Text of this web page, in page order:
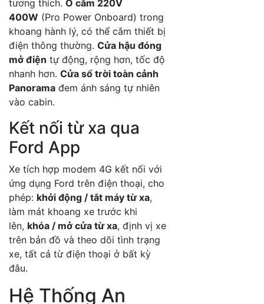
tương thích. Ổ cắm 220V
400W (Pro Power Onboard) trong
khoang hành lý, có thể cắm thiết bị
điện thông thường. Cửa hậu đóng
mở điện tự động, rộng hơn, tốc độ
nhanh hơn. Cửa sổ trời toàn cảnh
Panorama đem ánh sáng tự nhiên
vào cabin.
Kết nối từ xa qua
Ford App
Xe tích hợp modem 4G kết nối với
ứng dụng Ford trên điện thoại, cho
phép: khởi động / tắt máy từ xa,
làm mát khoang xe trước khi
lên, khóa / mở cửa từ xa, định vị xe
trên bản đồ và theo dõi tình trạng
xe, tất cả từ điện thoại ở bất kỳ
đâu.
Hệ Thống An